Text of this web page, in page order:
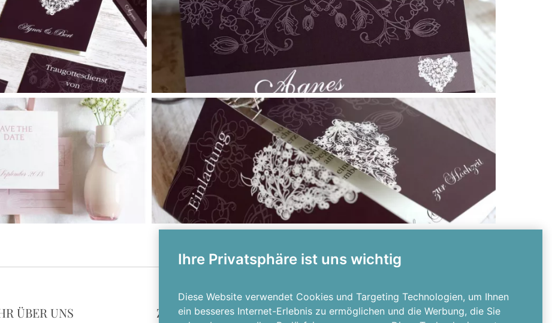
Ihre Privatsphäre ist uns wichtig
Diese Website verwendet Cookies und Targeting Technologien, um Ihnen
ein besseres Internet-Erlebnis zu ermöglichen und die Werbung, die Sie
ÜBER UNS ZAHLUNGSARTEN